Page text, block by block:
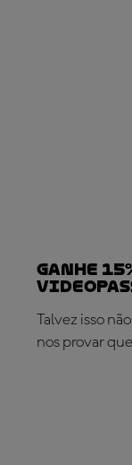
Ganhe
Talvez isso
nos provar